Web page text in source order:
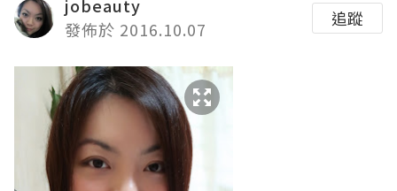
jobeauty
發佈於 2016.10.07
追蹤